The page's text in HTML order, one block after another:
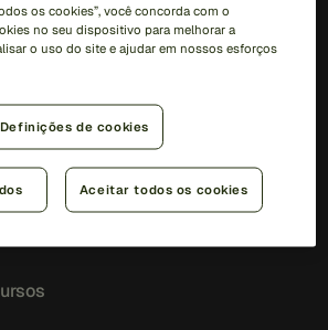
Monitoring
os cookies”, você concorda com o
no seu dispositivo para melhorar a
o uso do site e ajudar em nossos esforços
Definições de cookies
Aceitar todos os cookies